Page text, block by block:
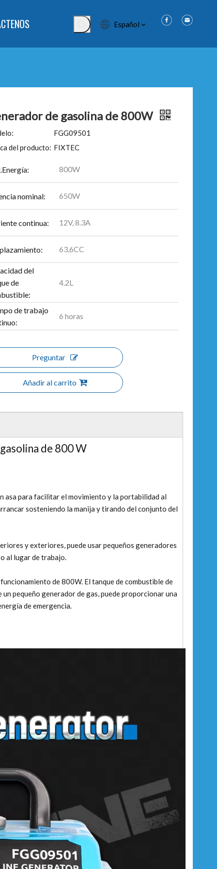
Español
de gasolina de 800W
FGG09501
del producto: FIXTEC
800W
nominal: 650W
continua: 12V, 8.3A
63,6CC
del
de
4.2L
de trabajo
6 horas
Preguntar
Añadir al carrito
de 800 W
asa para facilitar el movimiento y la portabilidad al
sosteniendo la manija y tirando del conjunto del
y exteriores, puede usar pequeños generadores
al lugar de trabajo.
de 800W. El tanque de combustible de
pequeño generador de gas, puede proporcionar una
de emergencia.